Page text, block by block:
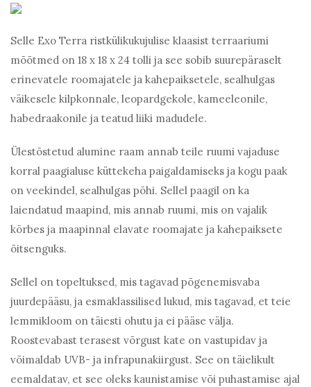
Selle Exo Terra ristkülikukujulise klaasist terraariumi
mõõtmed on 18 x 18 x 24 tolli ja see sobib suurepäraselt
erinevatele roomajatele ja kahepaiksetele, sealhulgas
väikesele kilpkonnale, leopardgekole, kameeleonile,
habedraakonile ja teatud liiki madudele.
Ülestõstetud alumine raam annab teile ruumi vajaduse
korral paagialuse küttekeha paigaldamiseks ja kogu paak
on veekindel, sealhulgas põhi. Sellel paagil on ka
laiendatud maapind, mis annab ruumi, mis on vajalik
kõrbes ja maapinnal elavate roomajate ja kahepaiksete
õitsenguks.
Sellel on topeltuksed, mis tagavad põgenemisvaba
juurdepääsu, ja esmaklassilised lukud, mis tagavad, et teie
lemmikloom on täiesti ohutu ja ei pääse välja.
Roostevabast terasest võrgust kate on vastupidav ja
võimaldab UVB- ja infrapunakiirgust. See on täielikult
eemaldatav, et see oleks kaunistamise või puhastamise ajal